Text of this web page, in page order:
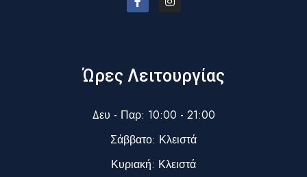
Ώρες Λειτουργίας
Δευ - Παρ: 10:00 - 21:00
Σάββατο: Κλειστά
Κυριακή: Κλειστά